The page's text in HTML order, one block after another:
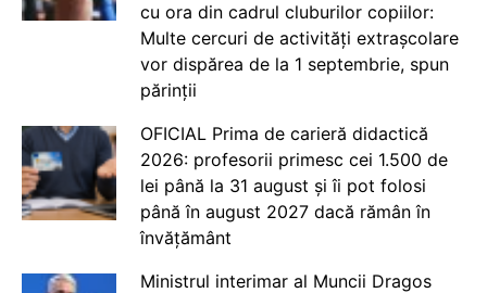
cu ora din cadrul cluburilor copiilor:
Multe cercuri de activități extrașcolare
vor dispărea de la 1 septembrie, spun
părinții
OFICIAL Prima de carieră didactică
2026: profesorii primesc cei 1.500 de
lei până la 31 august și îi pot folosi
până în august 2027 dacă rămân în
învățământ
Ministrul interimar al Muncii Dragos